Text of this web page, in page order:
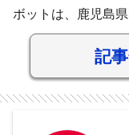
ボットは、鹿児島
記